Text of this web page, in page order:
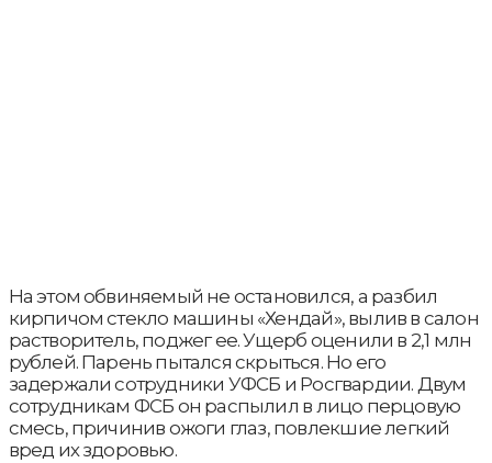
На этом обвиняемый не остановился, а разбил
кирпичом стекло машины «Хендай», вылив в салон
растворитель, поджег ее. Ущерб оценили в 2,1 млн
рублей. Парень пытался скрыться. Но его
задержали сотрудники УФСБ и Росгвардии. Двум
сотрудникам ФСБ он распылил в лицо перцовую
смесь, причинив ожоги глаз, повлекшие легкий
вред их здоровью.